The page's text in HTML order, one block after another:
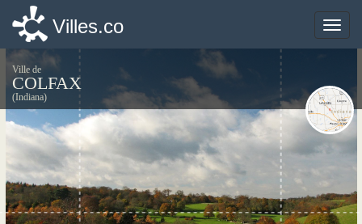
Toggle
Villes.co
Ville de
COLFAX
(Indiana)
Toggle
Villes.co